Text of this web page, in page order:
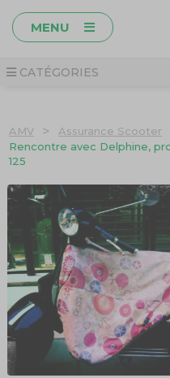
MENU
CATÉGORIES
AMV > Assurance Scooter
Rencontre avec Delphine,
125